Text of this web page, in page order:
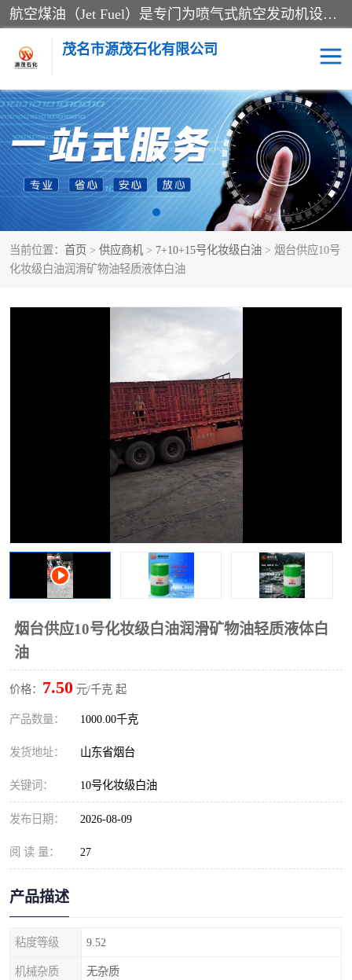
航空煤油（Jet Fuel）是专门为喷气式航空发动机设计的高纯度燃料，主要分为Jet A、Jet A-1和Jet B等类型。其特点是闪点高、低温流动性好，并添加了抗静电剂和抗氧化剂以确保飞行安全。航空煤油需
茂名市源茂石化有限公司
当前位置： 首页 > 供应商机 > 7+10+15号化妆级白油 > 烟台供应10号
化妆级白油润滑矿物油轻质液体白油
烟台供应10号化妆级白油润滑矿物油轻质液体白
油
价格： 7.50 元/千克 起
产品数量： 1000.00千克
发货地址： 山东省烟台
关键词： 10号化妆级白油
发布日期： 2026-08-09
阅 读 量： 27
产品描述
粘度等级 9.52
机械杂质 无杂质
RP3航空煤油 D20+D30溶剂油
D40+D60溶剂油 D80+D100溶剂油
6号+120号溶剂油 260号溶剂油
异构烷烃 天然乳胶
46+68号化妆级白油